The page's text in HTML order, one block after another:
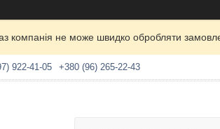
компанія не може швидко обробляти
922-41-05 +380 (96) 265-22-43